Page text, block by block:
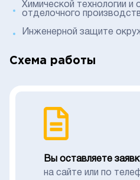
Химической технологии и
отделочного
Инженерной защите
Схема работы
Вы оставляете
на сайте или по